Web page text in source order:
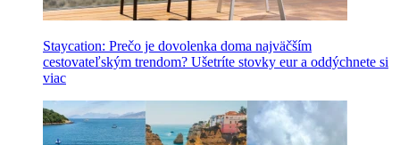
Staycation: Prečo je dovolenka doma najväčším
cestovateľským trendom? Ušetríte stovky eur a oddýchnete si
viac